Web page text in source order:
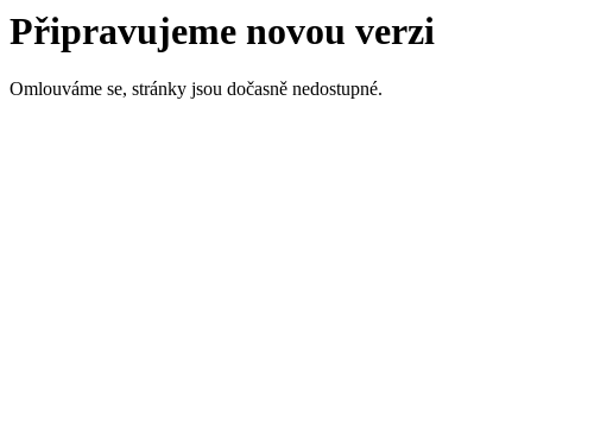
Připravujeme novou verzi
Omlouváme se, stránky jsou dočasně nedostupné.